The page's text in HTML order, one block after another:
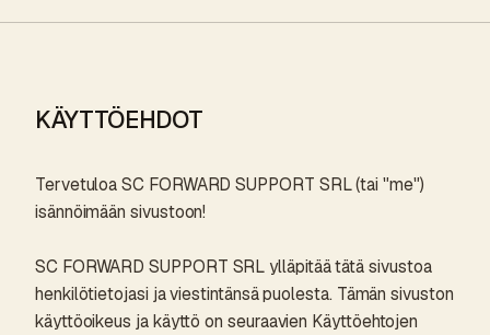
KÄYTTÖEHDOT
Tervetuloa SC FORWARD SUPPORT SRL (tai "me")
isännöimään sivustoon!
SC FORWARD SUPPORT SRL ylläpitää tätä sivustoa
henkilötietojasi ja viestintänsä puolesta. Tämän sivuston
käyttöoikeus ja käyttö on seuraavien Käyttöehtojen